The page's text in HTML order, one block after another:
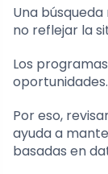
Una
no reflejar la
Los
oportunidades.
Por eso,
ayuda a
basadas en